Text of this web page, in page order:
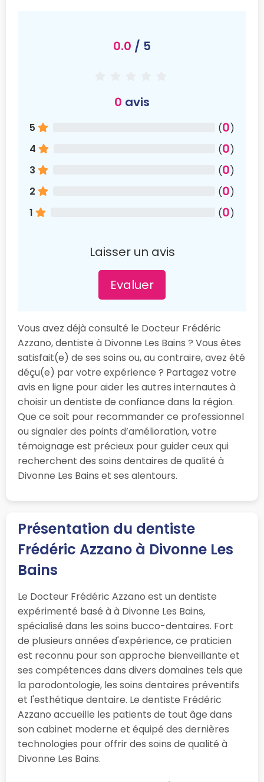
0.0 / 5
0 avis
5 (0)
4
(0)
3
(0)
2
(0)
1
(0)
Laisser un avis
Evaluer
Vous avez déjà consulté le Docteur Frédéric
Azzano, dentiste à Divonne Les Bains ? Vous êtes
satisfait(e) de ses soins ou, au contraire, avez été
déçu(e) par votre expérience ? Partagez votre
avis en ligne pour aider les autres internautes à
choisir un dentiste de confiance dans la région.
Que ce soit pour recommander ce professionnel
ou signaler des points d’amélioration, votre
témoignage est précieux pour guider ceux qui
recherchent des soins dentaires de qualité à
Divonne Les Bains et ses alentours.
Présentation du dentiste
Frédéric Azzano à Divonne Les
Bains
Le Docteur Frédéric Azzano est un dentiste
expérimenté basé à à Divonne Les Bains,
spécialisé dans les soins bucco-dentaires. Fort
de plusieurs années d'expérience, ce praticien
est reconnu pour son approche bienveillante et
ses compétences dans divers domaines tels que
la parodontologie, les soins dentaires préventifs
et l'esthétique dentaire. Le dentiste Frédéric
Azzano accueille les patients de tout âge dans
son cabinet moderne et équipé des dernières
technologies pour offrir des soins de qualité à
Divonne Les Bains.